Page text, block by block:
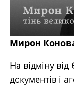
Мирон
На відміну від
документів і